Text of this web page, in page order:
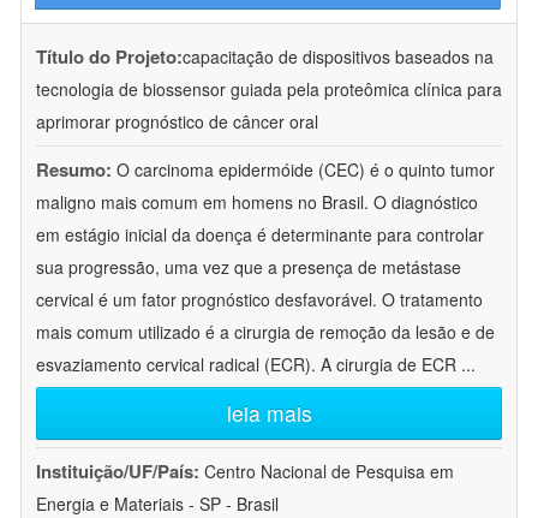
Título do Projeto:capacitação de dispositivos baseados na
tecnologia de biossensor guiada pela proteômica clínica para
aprimorar prognóstico de câncer oral
Resumo: O carcinoma epidermóide (CEC) é o quinto tumor
maligno mais comum em homens no Brasil. O diagnóstico
em estágio inicial da doença é determinante para controlar
sua progressão, uma vez que a presença de metástase
cervical é um fator prognóstico desfavorável. O tratamento
mais comum utilizado é a cirurgia de remoção da lesão e de
esvaziamento cervical radical (ECR). A cirurgia de ECR ...
leia mais
Instituição/UF/País: Centro Nacional de Pesquisa em
Energia e Materiais - SP - Brasil